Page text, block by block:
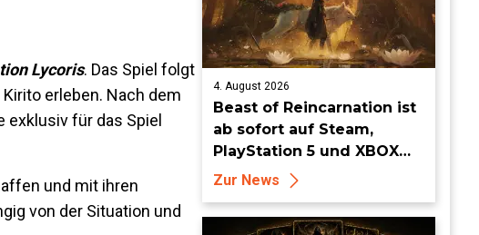
Lycoris. Das Spiel folgt
erleben. Nach dem
exklusiv für das Spiel
und mit ihren
von der Situation und
4. August 2026
Beast of Reincarnation ist
ab sofort auf Steam,
PlayStation 5 und XBOX
Series X|S erhältlich
Zur News